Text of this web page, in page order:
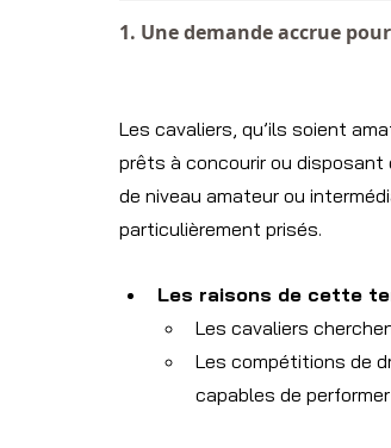
1. Une demande accrue
Les cavaliers, qu’ils soient
prêts à concourir ou disposant
de niveau amateur ou
particulièrement prisés.
Les raisons de cette
Les cavaliers
Les compétitions de
capables de